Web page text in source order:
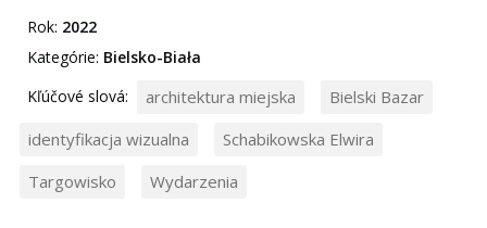
Rok: 2022
Kategórie: Bielsko-Biała
Kľúčové slová:
architektura miejska
Bielski Bazar
identyfikacja wizualna
Schabikowska Elwira
Targowisko
Wydarzenia